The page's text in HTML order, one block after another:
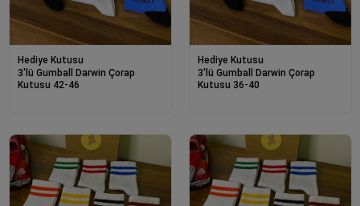
Hediye Kutusu
3'lü Gumball Darwin Çorap
Kutusu 42-46
Hediye Kutusu
3'lü Gumball Darwin Çorap
Kutusu 36-40